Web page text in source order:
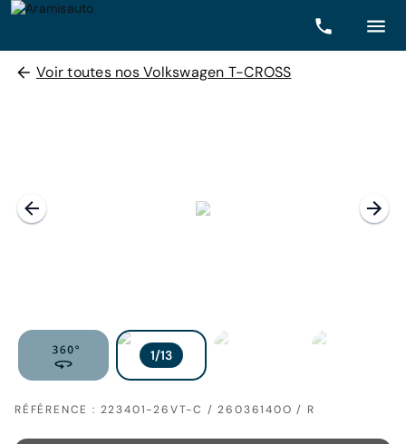
Voir toutes nos Volkswagen T-CROSS
RÉFÉRENCE : 223401-26VT-C / 26036140O / R